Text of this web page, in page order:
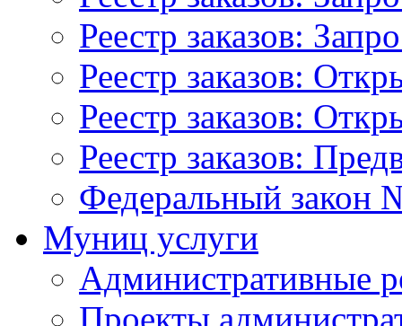
Реестр заказов:
Реестр заказов:
Реестр заказов:
Реестр заказов:
Федеральный закон
Муниц услуги
Административные